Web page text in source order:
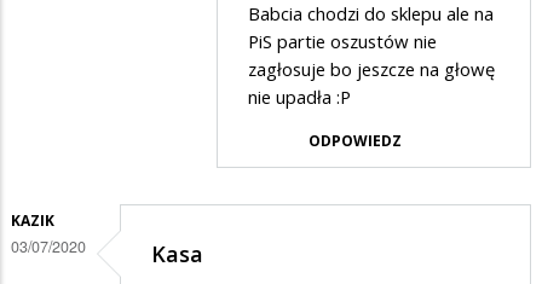
Babcia chodzi do sklepu ale na
PiS partie oszustów nie
zagłosuje bo jeszcze na głowę
nie upadła :P
ODPOWIEDZ
KAZIK
03/07/2020 Kasa